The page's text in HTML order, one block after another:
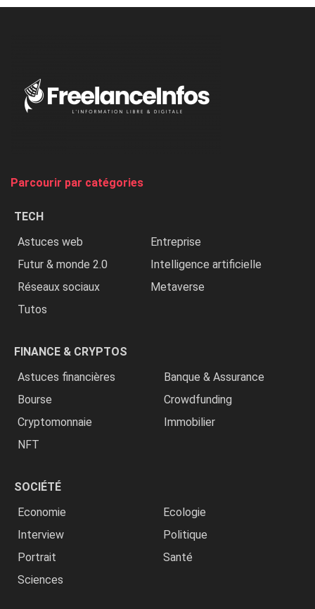
Nigeria,
Parcourir par catégories
TECH
Astuces web
Entreprise
Futur & monde 2.0
Intelligence artificielle
Réseaux sociaux
Metaverse
Tutos
FINANCE & CRYPTOS
Astuces financières
Banque & Assurance
Bourse
Crowdfunding
Cryptomonnaie
Immobilier
NFT
SOCIÉTÉ
Economie
Ecologie
Interview
Politique
Portrait
Santé
Sciences